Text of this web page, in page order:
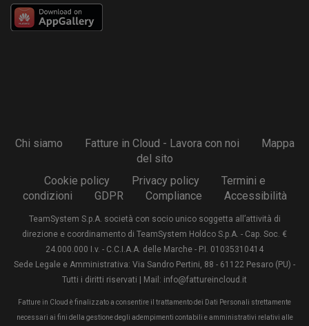
Chi siamo Fatture in Cloud - Lavora con noi
Mappa
del sito
Cookie policy
Privacy policy
Termini e
condizioni
GDPR Compliance Accessibilità
TeamSystem S.p.A. società con socio unico soggetta all’attività di
direzione e coordinamento di TeamSystem Holdco S.p.A. - Cap. Soc. €
24.000.000 I.v. - C.C.I.A.A. delle Marche - P.I. 01035310414
Sede Legale e Amministrativa: Via Sandro Pertini, 88 - 61122 Pesaro (PU) -
Tutti i diritti riservati | Mail: info@fattureincloud.it
Fatture in Cloud è finalizzato a consentire il trattamento dei Dati Personali strettamente
necessari ai fini della gestione degli adempimenti contabili e amministrativi relativi alle